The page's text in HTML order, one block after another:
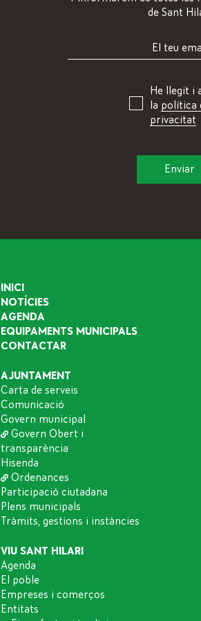
de Sant
He llegit i
la política
privacitat
INICI
NOTÍCIES
AGENDA
EQUIPAMENTS MUNICIPALS
CONTACTAR
AJUNTAMENT
Carta de serveis
Comunicació
Govern municipal
Govern Obert i
transparència
Hisenda
Ordenances
Participació ciutadana
Plens municipals
Tràmits, gestions i instàncies
VIU SANT HILARI
Agenda
El poble
Empreses i comerços
Entitats